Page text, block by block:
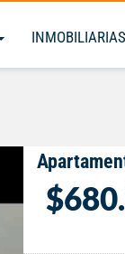
INMOBILIARIAS